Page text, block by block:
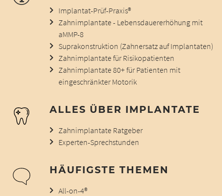
Implantat-Prüf-Praxis®
Zahnimplantate - Lebensdauererhöhung mit
aMMP-8
Suprakonstruktion (Zahnersatz auf Implantaten)
Zahnimplantate für Risikopatienten
Zahnimplantate 80+ für Patienten mit
eingeschränkter Motorik
ALLES ÜBER IMPLANTATE
Zahnimplantate Ratgeber
Experten-Sprechstunden
HÄUFIGSTE THEMEN
All-on-4®